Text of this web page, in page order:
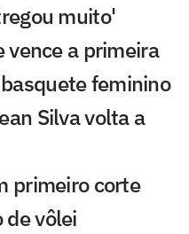
muito'
vence a primeira
feminino
Silva volta a
primeiro corte
de vôlei